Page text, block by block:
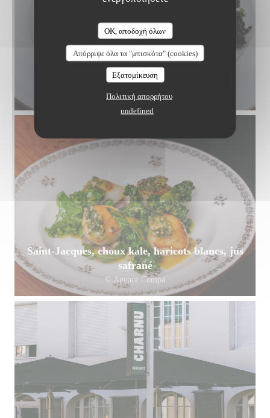
OK, αποδοχή όλων
Απόρριψε όλα τα "μπισκότα" (cookies)
Εξατομίκευση
Πολιτική απορρήτου
undefined
Caille, celeri, patate douce, trompette de la
mort, jus de viande
© Agance Compa
Saint-Jacques, choux kale, haricots blancs, jus
safrané
© Agence Compa